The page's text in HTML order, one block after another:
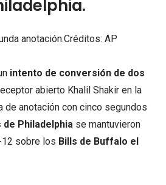
anotación.Créditos: AP
intento de conversión de dos
abierto Khalil Shakir en la
de anotación con cinco segundos
de Philadelphia se mantuvieron
12 sobre los Bills de Buffalo el